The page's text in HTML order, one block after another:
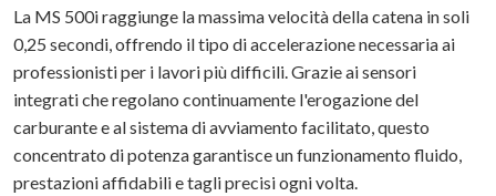
La MS 500i raggiunge la massima velocità della catena in soli
0,25 secondi, offrendo il tipo di accelerazione necessaria ai
professionisti per i lavori più difficili. Grazie ai sensori
integrati che regolano continuamente l'erogazione del
carburante e al sistema di avviamento facilitato, questo
concentrato di potenza garantisce un funzionamento fluido,
prestazioni affidabili e tagli precisi ogni volta.